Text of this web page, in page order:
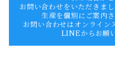
お問い合わせをいただきま
生産を個別にご案内
お問い合わせはオンライン
LINEからお願